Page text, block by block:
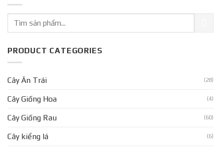
PRODUCT CATEGORIES
Cây Ăn Trái (28)
Cây Giống Hoa (4)
Cây Giống Rau (60)
Cây kiểng lá (6)